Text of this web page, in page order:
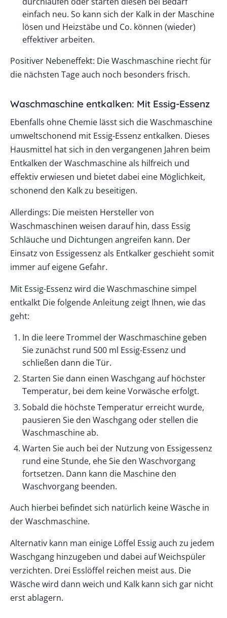
einfach neu. So kann sich der Kalk in der Maschine
lösen und Heizstäbe und Co. können (wieder)
effektiver arbeiten.
Positiver Nebeneffekt: Die Waschmaschine riecht für
die nächsten Tage auch noch besonders frisch.
Waschmaschine entkalken: Mit Essig-Essenz
Ebenfalls ohne Chemie lässt sich die Waschmaschine
umweltschonend mit Essig-Essenz entkalken. Dieses
Hausmittel hat sich in den vergangenen Jahren beim
Entkalken der Waschmaschine als hilfreich und
effektiv erwiesen und bietet dabei eine Möglichkeit,
schonend den Kalk zu beseitigen.
Allerdings: Die meisten Hersteller von
Waschmaschinen weisen darauf hin, dass Essig
Schläuche und Dichtungen angreifen kann. Der
Einsatz von Essigessenz als Entkalker geschieht somit
immer auf eigene Gefahr.
Mit Essig-Essenz wird die Waschmaschine simpel
entkalkt Die folgende Anleitung zeigt Ihnen, wie das
geht:
In die leere Trommel der Waschmaschine geben
Sie zunächst rund 500 ml Essig-Essenz und
schließen dann die Tür.
Starten Sie dann einen Waschgang auf höchster
Temperatur, bei dem keine Vorwäsche erfolgt.
Sobald die höchste Temperatur erreicht wurde,
pausieren Sie den Waschgang oder stellen die
Waschmaschine ab.
Warten Sie auch bei der Nutzung von Essigessenz
rund eine Stunde, ehe Sie den Waschvorgang
fortsetzen. Dann kann die Maschine den
Waschvorgang beenden.
Auch hierbei befindet sich natürlich keine Wäsche in
der Waschmaschine.
Alternativ kann man einige Löffel Essig auch zu jedem
Waschgang hinzugeben und dabei auf Weichspüler
verzichten. Drei Esslöffel reichen meist aus. Die
Wäsche wird dann weich und Kalk kann sich gar nicht
erst ablagern.